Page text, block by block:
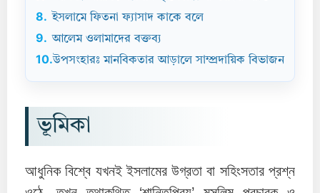
8. ইসলামে ফিতনা ফ্যাসাদ কাকে বলে
9. আলেম ওলামাদের বক্তব্য
10.উপসংহারঃ মানবিকতার আড়ালে সাম্প্রদায়িক বিভাজন
ভূমিকা
আধুনিক বিশ্বে যখনই ইসলামের উগ্রতা বা সহিংসতার প্রশ্ন